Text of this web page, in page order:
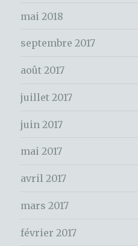
r
e
:
mai 2018
septembre 2017
août 2017
juillet 2017
juin 2017
mai 2017
avril 2017
mars 2017
février 2017